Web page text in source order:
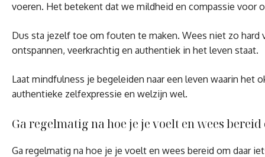
voeren. Het betekent dat we mildheid en compassie voor
Dus sta jezelf toe om fouten te maken. Wees niet zo
ontspannen, veerkrachtig en authentiek in het leven staat.
Laat mindfulness je begeleiden naar een leven waarin
authentieke zelfexpressie en welzijn wel.
Ga regelmatig na hoe je je voelt en wees
Ga regelmatig na hoe je je voelt en wees bereid om daar